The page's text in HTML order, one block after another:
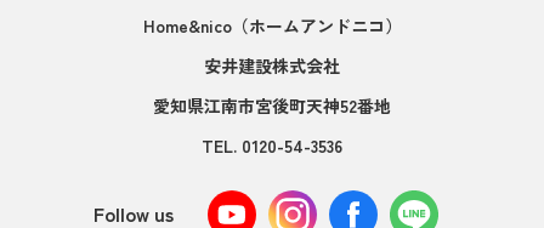
Home&nico（ホームアンドニコ）
安井建設株式会社
愛知県江南市宮後町天神52番地
TEL. 0120-54-3536
Follow us